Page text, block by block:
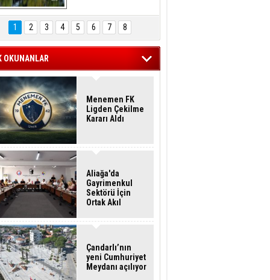
Hasan Eser'in
Objektifinden
1 2 3 4 5 6 7 8
OKUNANLAR
Menemen FK
Ligden Çekilme
Kararı Aldı
Aliağa'da
Gayrimenkul
Sektörü İçin
Ortak Akıl
Çandarlı’nın
yeni Cumhuriyet
Meydanı açılıyor